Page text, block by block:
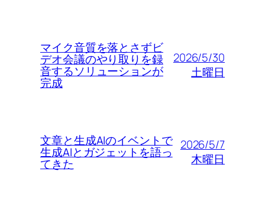
マイク音質を落とさずビ
デオ会議のやり取りを録
音するソリューションが
完成
2026/5/30
土曜日
文章と生成AIのイベントで
生成AIとガジェットを語っ
てきた
2026/5/7
木曜日